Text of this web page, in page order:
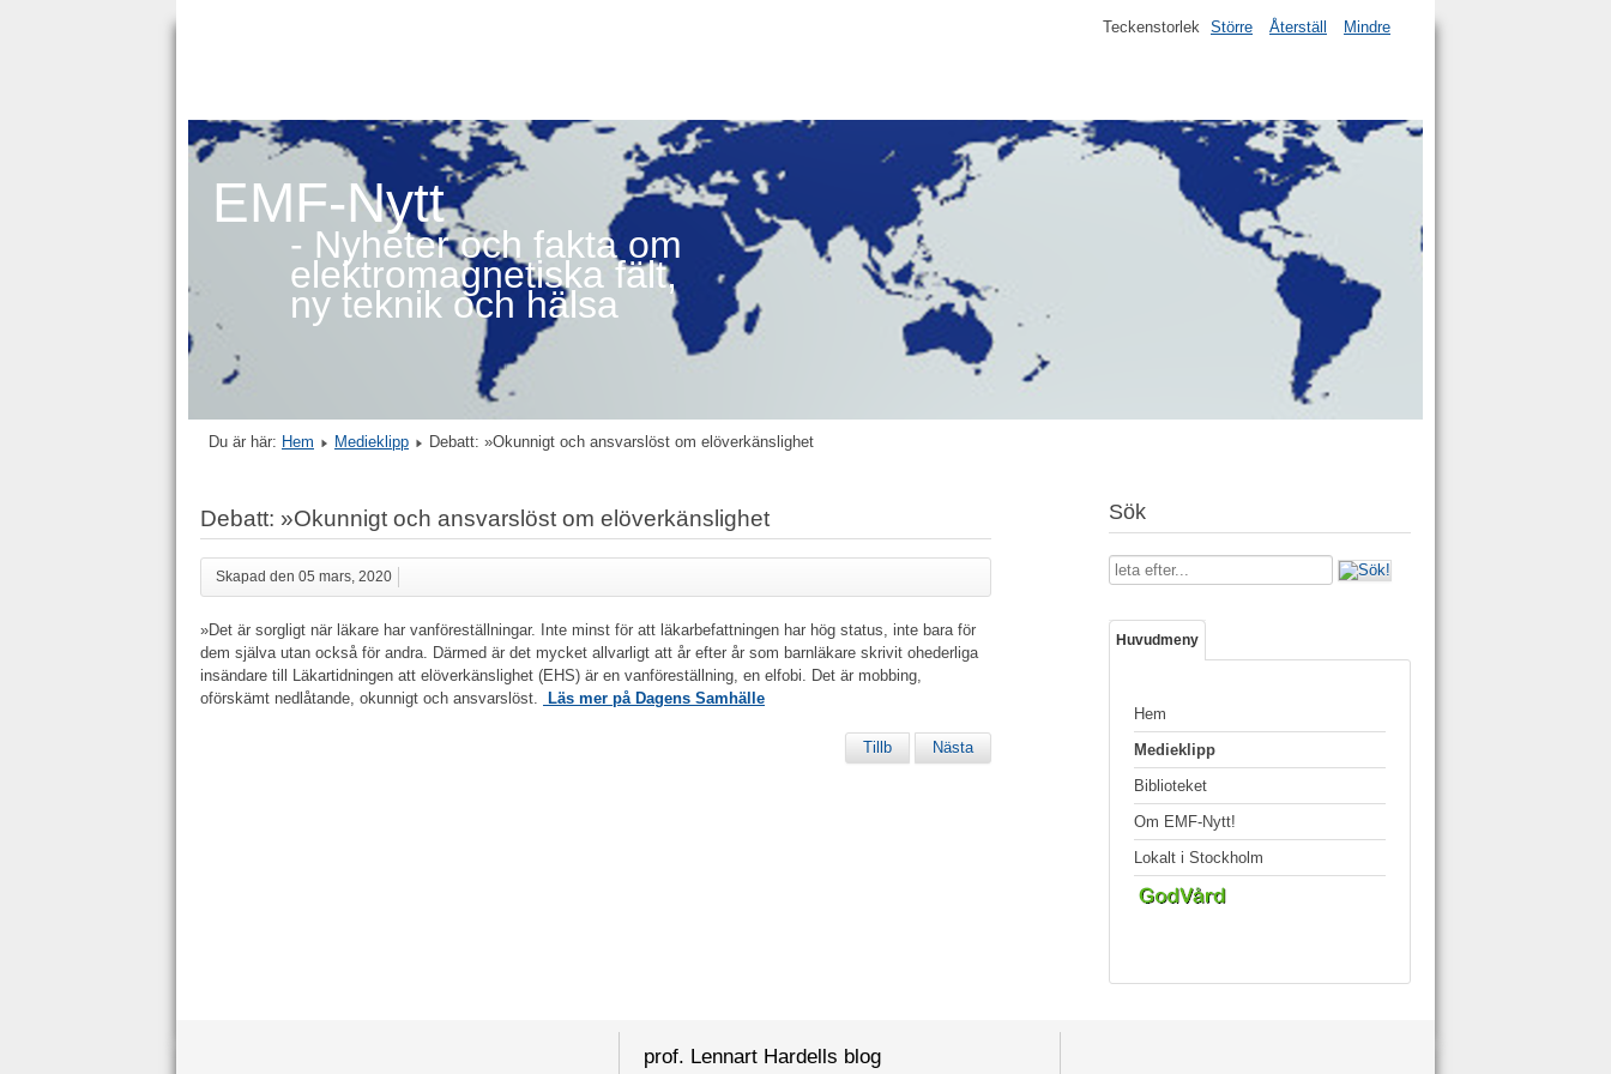
EMF-Nytt
- Nyheter och fakta om
elektromagnetiska fält,
ny teknik och hälsa
Teckenstorlek Större Återställ Mindre
Du är här: Hem Medieklipp Debatt: »Okunnigt och ansvarslöst om elöverkänslighet
Debatt: »Okunnigt och ansvarslöst om elöverkänslighet
Skapad den 05 mars, 2020
»Det är sorgligt när läkare har vanföreställningar. Inte minst för att läkarbefattningen har hög status, inte bara för
dem själva utan också för andra. Därmed är det mycket allvarligt att år efter år som barnläkare skrivit ohederliga
insändare till Läkartidningen att elöverkänslighet (EHS) är en vanföreställning, en elfobi. Det är mobbing,
oförskämt nedlåtande, okunnigt och ansvarslöst.
Läs mer på Dagens Samhälle
Tillb Nästa
Sök
Sök
Huvudmeny
Hem
Medieklipp
Biblioteket
Om EMF-Nytt!
Lokalt i Stockholm
prof. Lennart Hardells blog